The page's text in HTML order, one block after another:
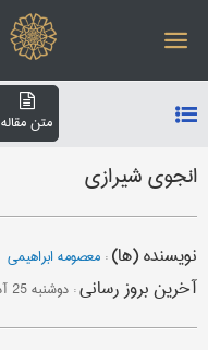
متن مقاله
انجوی شیرازی
نویسنده (ها): معصومه ابراهیمی
آخرین بروز رسانی: دوشنبه 25 آذر 1398